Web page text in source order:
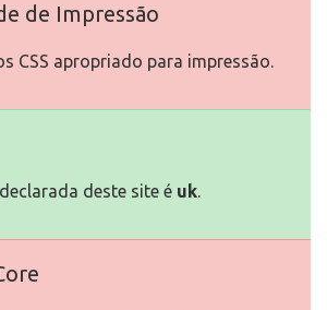
de Impressão
CSS apropriado para impressão.
deste site é uk.